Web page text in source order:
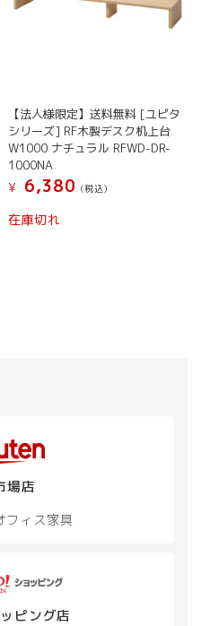
【法人様限定】送料無料 [ユピタ
シリーズ] RF木製デスク机上台
W1000 ナチュラル RFWD-DR-
1000NA
¥
6,380 (税込）
在庫切れ
場店
フィス家具
ピング店